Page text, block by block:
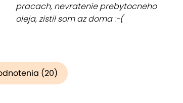
pracach, nevratenie prebytocneho
oleja, zistil som az doma :-(
(20)